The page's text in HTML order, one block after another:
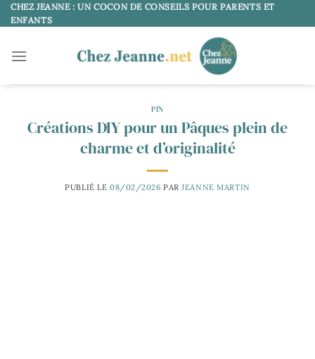
Passer
au
CHEZ JEANNE : UN COCON DE CONSEILS POUR PARENTS ET
ENFANTS
PIN
Créations DIY pour un Pâques plein de
charme et d’originalité
PUBLIÉ LE 08/02/2026 PAR JEANNE MARTIN